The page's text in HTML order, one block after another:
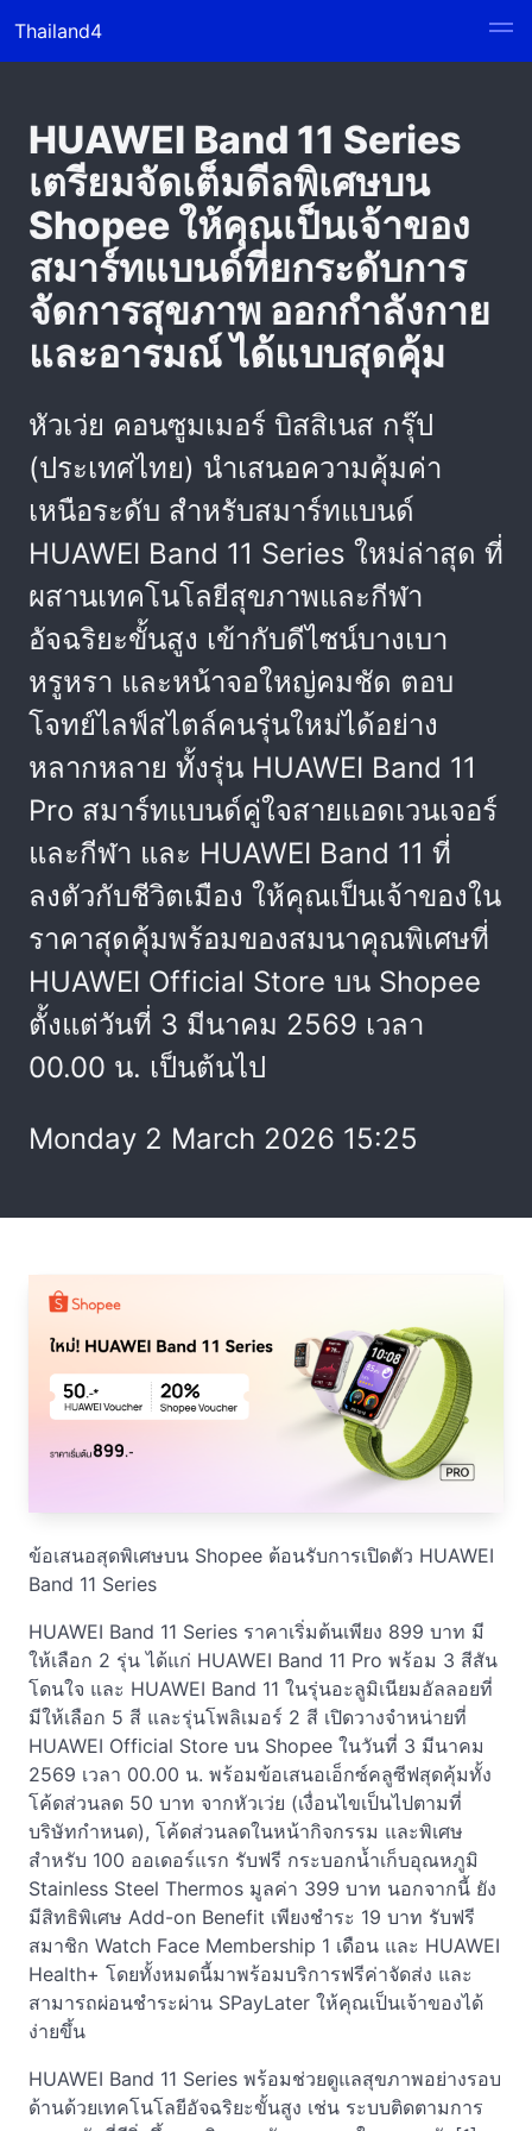
Thailand4
HUAWEI Band 11 Series
เตรียมจัดเต็มดีลพิเศษบน
Shopee ให้คุณเป็นเจ้าของ
สมาร์ทแบนด์ที่ยกระดับการ
จัดการสุขภาพ ออกกำลังกาย
และอารมณ์ ได้แบบสุดคุ้ม
หัวเว่ย คอนซูมเมอร์ บิสสิเนส กรุ๊ป
(ประเทศไทย) นำเสนอความคุ้มค่า
เหนือระดับ สำหรับสมาร์ทแบนด์
HUAWEI Band 11 Series ใหม่ล่าสุด ที่
ผสานเทคโนโลยีสุขภาพและกีฬา
อัจฉริยะขั้นสูง เข้ากับดีไซน์บางเบา
หรูหรา และหน้าจอใหญ่คมชัด ตอบ
โจทย์ไลฟ์สไตล์คนรุ่นใหม่ได้อย่าง
หลากหลาย ทั้งรุ่น HUAWEI Band 11
Pro สมาร์ทแบนด์คู่ใจสายแอดเวนเจอร์
และกีฬา และ HUAWEI Band 11 ที่
ลงตัวกับชีวิตเมือง ให้คุณเป็นเจ้าของใน
ราคาสุดคุ้มพร้อมของสมนาคุณพิเศษที่
HUAWEI Official Store บน Shopee
ตั้งแต่วันที่ 3 มีนาคม 2569 เวลา
00.00 น. เป็นต้นไป
Monday 2 March 2026 15:25
ข้อเสนอสุดพิเศษบน Shopee ต้อนรับการเปิดตัว HUAWEI
Band 11 Series
HUAWEI Band 11 Series ราคาเริ่มต้นเพียง 899 บาท มี
ให้เลือก 2 รุ่น ได้แก่ HUAWEI Band 11 Pro พร้อม 3 สีสัน
โดนใจ และ HUAWEI Band 11 ในรุ่นอะลูมิเนียมอัลลอยที่
มีให้เลือก 5 สี และรุ่นโพลิเมอร์ 2 สี เปิดวางจำหน่ายที่
HUAWEI Official Store บน Shopee ในวันที่ 3 มีนาคม
2569 เวลา 00.00 น. พร้อมข้อเสนอเอ็กซ์คลูซีฟสุดคุ้มทั้ง
โค้ดส่วนลด 50 บาท จากหัวเว่ย (เงื่อนไขเป็นไปตามที่
บริษัทกำหนด), โค้ดส่วนลดในหน้ากิจกรรม และพิเศษ
สำหรับ 100 ออเดอร์แรก รับฟรี กระบอกน้ำเก็บอุณหภูมิ
Stainless Steel Thermos มูลค่า 399 บาท นอกจากนี้ ยัง
มีสิทธิพิเศษ Add-on Benefit เพียงชำระ 19 บาท รับฟรี
สมาชิก Watch Face Membership 1 เดือน และ HUAWEI
Health+ โดยทั้งหมดนี้มาพร้อมบริการฟรีค่าจัดส่ง และ
สามารถผ่อนชำระผ่าน SPayLater ให้คุณเป็นเจ้าของได้
ง่ายขึ้น
HUAWEI Band 11 Series พร้อมช่วยดูแลสุขภาพอย่างรอบ
ด้านด้วยเทคโนโลยีอัจฉริยะขั้นสูง เช่น ระบบติดตามการ